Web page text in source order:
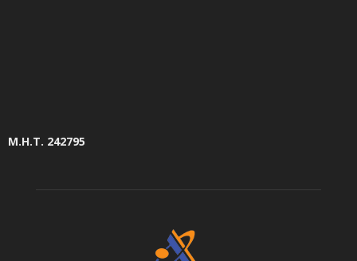
Μ.Η.Τ. 242795